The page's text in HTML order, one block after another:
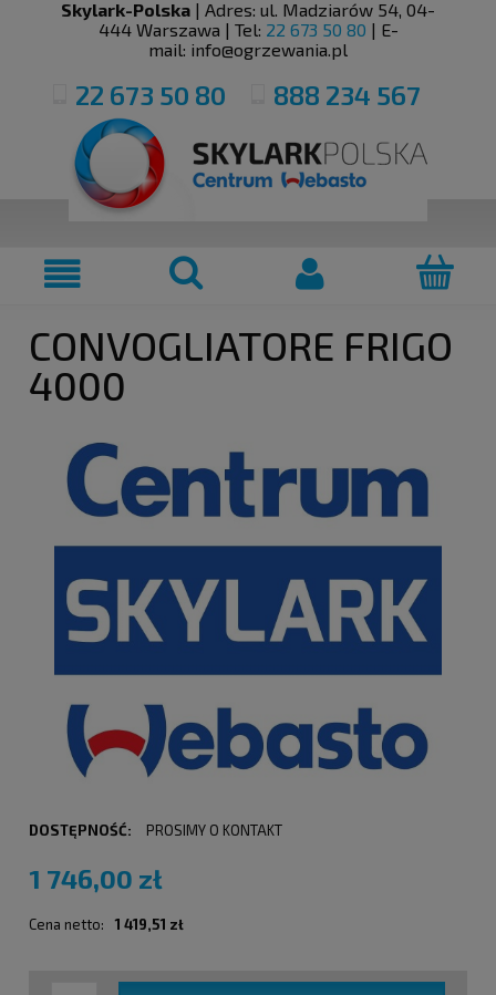
Skylark-Polska | Adres: ul. Madziarów 54, 04-
444 Warszawa | Tel: 22 673 50 80 | E-
mail: info@ogrzewania.pl
22 673 50 80 888 234 567
CONVOGLIATORE FRIGO
4000
DOSTĘPNOŚĆ: PROSIMY O KONTAKT
1 746,00 zł
Cena netto: 1 419,51 zł